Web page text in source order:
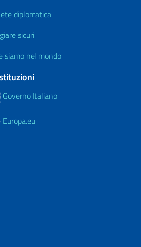
diplomatica
sicuri
siamo nel mondo
Governo Italiano
Europa.eu